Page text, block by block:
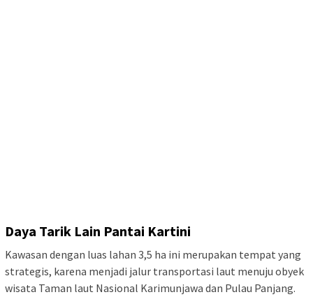
Daya Tarik Lain Pantai Kartini
Kawasan dengan luas lahan 3,5 ha ini merupakan tempat yang
strategis, karena menjadi jalur transportasi laut menuju obyek
wisata Taman laut Nasional Karimunjawa dan Pulau Panjang.